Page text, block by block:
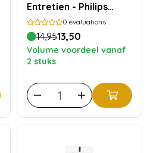
Entretien - Philips
Saeco
0 évaluations
14,9513,50
Volume voordeel vanaf
2 stuks